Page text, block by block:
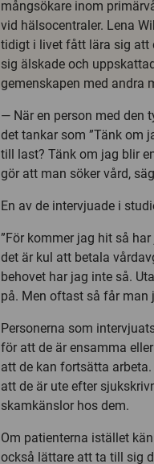
mångsökare inom
vid hälsocentraler. Lena
tidigt i livet fått lära sig att
sig älskade och
gemenskapen med andra
— När en person med den
det tankar som ”Tänk om
till last? Tänk om jag blir
gör att man söker vård,
En av de intervjuade i
”För kommer jag hit så
det är kul att betala
behovet har jag inte så.
på. Men oftast så får man
Personerna som
för att de är ensamma
att de kan fortsätta
att de är ute efter
skamkänslor hos dem.
Om patienterna istället
också lättare att ta till sig